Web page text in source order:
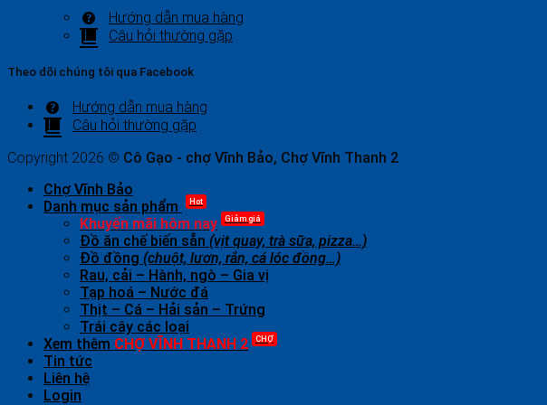
Hướng dẫn mua hàng
Câu hỏi thường gặp
Theo dõi chúng tôi qua Facebook
Hướng dẫn mua hàng
Câu hỏi thường gặp
Copyright 2026 © Cô Gạo - chợ Vĩnh Bảo, Chợ Vĩnh Thanh 2
Chợ Vĩnh Bảo
Danh mục sản phẩm
Hot
Khuyến mãi hôm nay Giảm giá
Đồ ăn chế biến sẵn (vịt quay, trà sữa, pizza…)
Đồ đồng (chuột, lươn, rắn, cá lóc đồng…)
Rau, cải – Hành, ngò – Gia vị
Tạp hoá – Nước đá
Thịt – Cá – Hải sản – Trứng
Trái cây các loại
Xem thêm CHỢ VĨNH THANH 2 CHỢ
Tin tức
Liên hệ
Login